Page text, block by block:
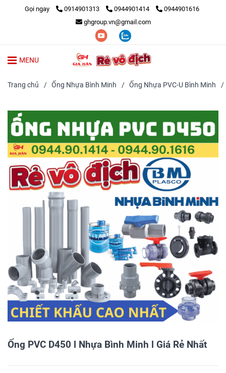
Gọi ngay 0914901313 0944901414
0944901616
ghgroup.vn@gmail.com
MENU
Trang chủ / Ống Nhựa Bình Minh / Ống Nhựa PVC-U Bình Minh /
Ống PVC D450 l Nhựa Bình Minh l Giá Rẻ Nhất